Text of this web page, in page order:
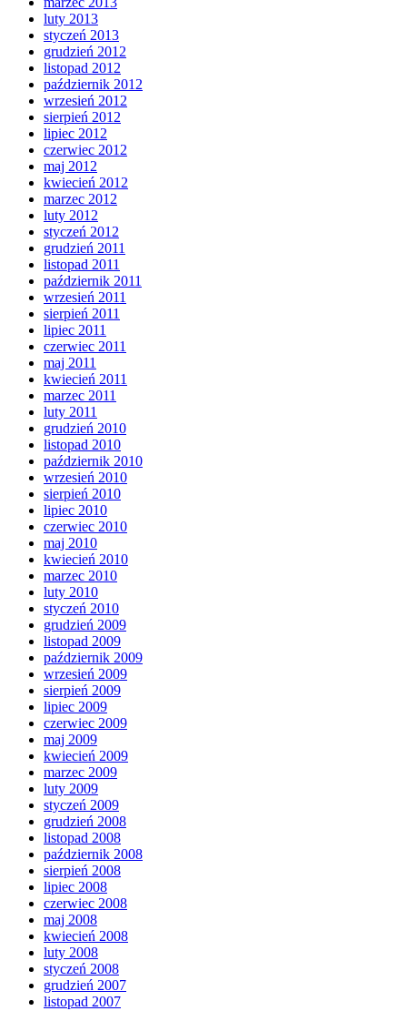
luty 2013
styczeń 2013
grudzień 2012
listopad 2012
październik 2012
wrzesień 2012
sierpień 2012
lipiec 2012
czerwiec 2012
maj 2012
kwiecień 2012
marzec 2012
luty 2012
styczeń 2012
grudzień 2011
listopad 2011
październik 2011
wrzesień 2011
sierpień 2011
lipiec 2011
czerwiec 2011
maj 2011
kwiecień 2011
marzec 2011
luty 2011
grudzień 2010
listopad 2010
październik 2010
wrzesień 2010
sierpień 2010
lipiec 2010
czerwiec 2010
maj 2010
kwiecień 2010
marzec 2010
luty 2010
styczeń 2010
grudzień 2009
listopad 2009
październik 2009
wrzesień 2009
sierpień 2009
lipiec 2009
czerwiec 2009
maj 2009
kwiecień 2009
marzec 2009
luty 2009
styczeń 2009
grudzień 2008
listopad 2008
październik 2008
sierpień 2008
lipiec 2008
czerwiec 2008
maj 2008
kwiecień 2008
luty 2008
styczeń 2008
grudzień 2007
listopad 2007